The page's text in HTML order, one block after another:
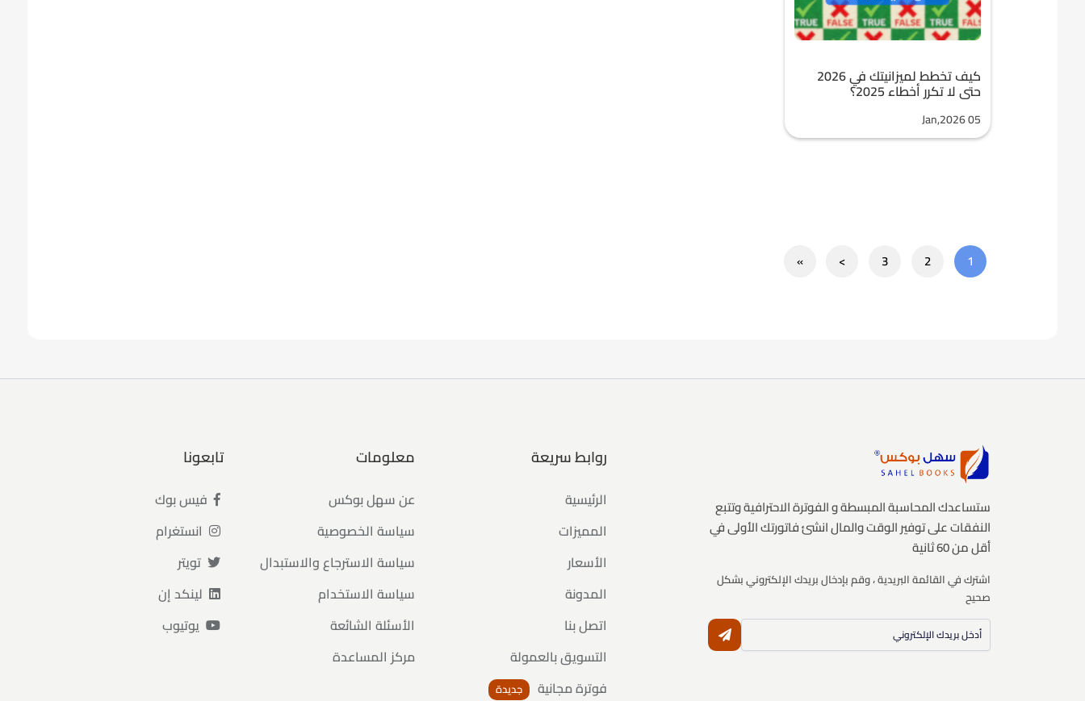
كيف تخطط لميزانيتك في 2026
حتى لا تكرر أخطاء 2025؟
Jan,2026 05
1
2
3
>
Next
»
Next
ستساعدك المحاسبة المبسطة و الفوترة الاحترافية وتتبع
النفقات على توفير الوقت والمال انشئ فاتورتك الأولى في
أقل من 60 ثانية
اشترك في القائمة البريدية ، وقم بإدخال بريدك الإلكتروني بشكل
صحيح
النشرة البريدية
روابط سريعة
الرئيسية
المميزات
الأسعار
المدونة
اتصل بنا
التسويق بالعمولة
فوترة مجانية
جديدة
معلومات
عن سهل بوكس
سياسة الخصوصية
سياسة الاسترجاع والاستبدال
سياسة الاستخدام
الأسئلة الشائعة
مركز المساعدة
تابعونا
فيس بوك
انستغرام
تويتر
لينكد إن
يوتيوب